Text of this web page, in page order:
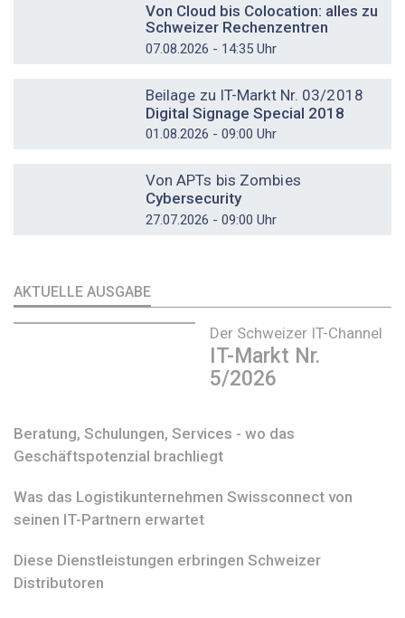
Von Cloud bis Colocation: alles zu
Schweizer Rechenzentren
07.08.2026 - 14:35 Uhr
Beilage zu IT-Markt Nr. 03/2018
Digital Signage Special 2018
01.08.2026 - 09:00 Uhr
Von APTs bis Zombies
Cybersecurity
27.07.2026 - 09:00 Uhr
AKTUELLE AUSGABE
Der Schweizer IT-Channel
IT-Markt Nr.
5/2026
Beratung, Schulungen, Services - wo das
Geschäftspotenzial brachliegt
Was das Logistikunternehmen Swissconnect von
seinen IT-Partnern erwartet
Diese Dienstleistungen erbringen Schweizer
Distributoren